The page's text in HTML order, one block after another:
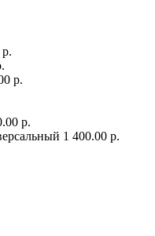
р.
р.
1 400.00 р.